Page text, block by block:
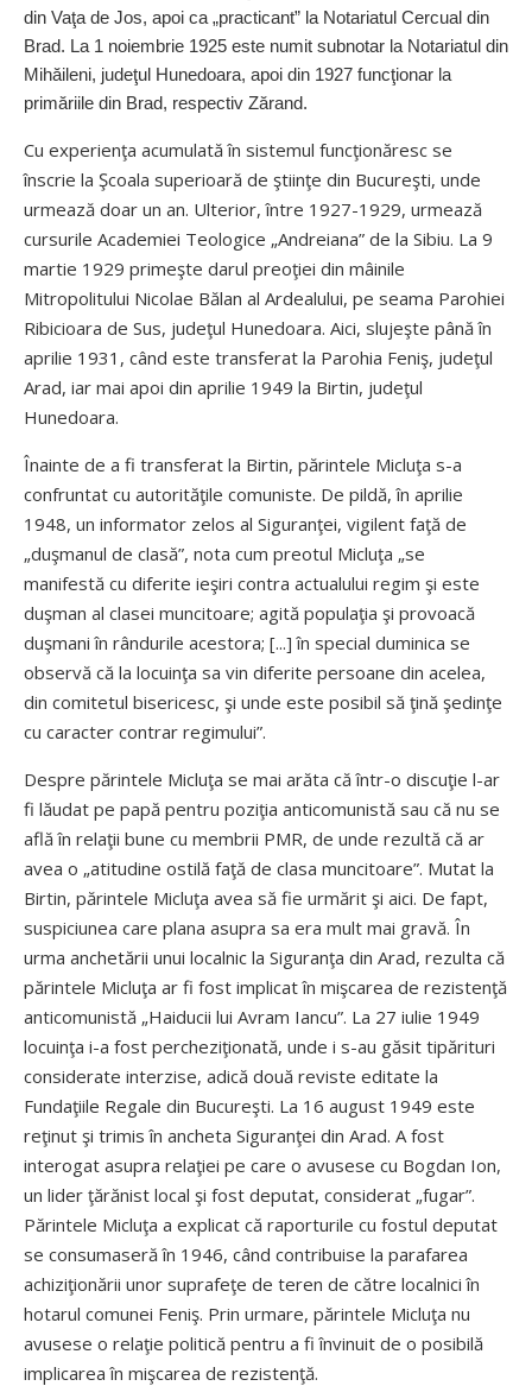
din Vaţa de Jos, apoi ca „practicant” la Notariatul Cercual din
Brad. La 1 noiembrie 1925 este numit subnotar la Notariatul din
Mihăileni, judeţul Hunedoara, apoi din 1927 funcţionar la
primăriile din Brad, respectiv Zărand.
Cu experienţa acumulată în sistemul funcţionăresc se
înscrie la Şcoala superioară de ştiinţe din Bucureşti, unde
urmează doar un an. Ulterior, între 1927-1929, urmează
cursurile Academiei Teologice „Andreiana” de la Sibiu. La 9
martie 1929 primeşte darul preoţiei din mâinile
Mitropolitului Nicolae Bălan al Ardealului, pe seama Parohiei
Ribicioara de Sus, judeţul Hunedoara. Aici, slujeşte până în
aprilie 1931, când este transferat la Parohia Feniş, judeţul
Arad, iar mai apoi din aprilie 1949 la Birtin, judeţul
Hunedoara.
Înainte de a fi transferat la Birtin, părintele Micluţa s-a
confruntat cu autorităţile comuniste. De pildă, în aprilie
1948, un informator zelos al Siguranţei, vigilent faţă de
„duşmanul de clasă”, nota cum preotul Micluţa „se
manifestă cu diferite ieşiri contra actualului regim şi este
duşman al clasei muncitoare; agită populaţia şi provoacă
duşmani în rândurile acestora; [...] în special duminica se
observă că la locuinţa sa vin diferite persoane din acelea,
din comitetul bisericesc, şi unde este posibil să ţină şedinţe
cu caracter contrar regimului”.
Despre părintele Micluţa se mai arăta că într-o discuţie l-ar
fi lăudat pe papă pentru poziţia anticomunistă sau că nu se
află în relaţii bune cu membrii PMR, de unde rezultă că ar
avea o „atitudine ostilă faţă de clasa muncitoare”. Mutat la
Birtin, părintele Micluţa avea să fie urmărit şi aici. De fapt,
suspiciunea care plana asupra sa era mult mai gravă. În
urma anchetării unui localnic la Siguranţa din Arad, rezulta că
părintele Micluţa ar fi fost implicat în mişcarea de rezistenţă
anticomunistă „Haiducii lui Avram Iancu”. La 27 iulie 1949
locuinţa i-a fost percheziţionată, unde i s-au găsit tipărituri
considerate interzise, adică două reviste editate la
Fundaţiile Regale din Bucureşti. La 16 august 1949 este
reţinut şi trimis în ancheta Siguranţei din Arad. A fost
interogat asupra relaţiei pe care o avusese cu Bogdan Ion,
un lider ţărănist local şi fost deputat, considerat „fugar”.
Părintele Micluţa a explicat că raporturile cu fostul deputat
se consumaseră în 1946, când contribuise la parafarea
achiziţionării unor suprafeţe de teren de către localnici în
hotarul comunei Feniş. Prin urmare, părintele Micluţa nu
avusese o relaţie politică pentru a fi învinuit de o posibilă
implicarea în mişcarea de rezistenţă.